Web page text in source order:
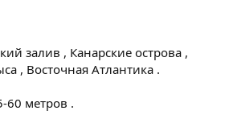
залив , Канарские острова ,
, Восточная Атлантика .
60 метров .